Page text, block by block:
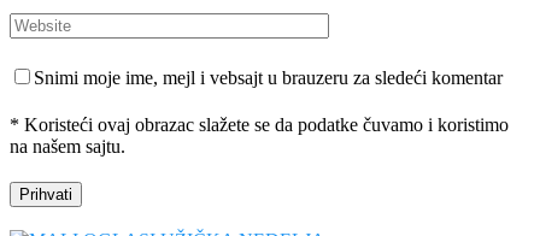
Snimi moje ime, mejl i vebsajt u brauzeru za sledeći komentar
* Koristeći ovaj obrazac slažete se da podatke čuvamo i koristimo
na našem sajtu.